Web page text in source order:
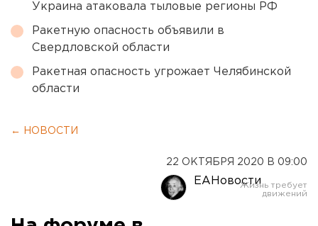
Украина атаковала тыловые регионы РФ
Ракетную опасность объявили в
Свердловской области
Ракетная опасность угрожает Челябинской
области
← НОВОСТИ
22 ОКТЯБРЯ 2020 В 09:00
ЕАНовости